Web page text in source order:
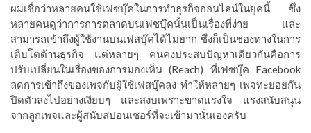
ผมเชื่อว่าหลายคนใช้เฟซบุ๊คในการทำธุรกิจออนไลน์ในยุคนี้ ซึ่ง
หลายคนดูว่าการการตลาดบนเฟซบุ๊คนั้นเป็นเรื่องที่ง่าย และ
สามารถเข้าถึงผู้ใช้งานบนเฟสบุ๊คได้ไม่ยาก ซึ่งก็เป็นช่องทางในการ
เติบโตด้านธุรกิจ แต่หลายๆ คนคงประสบปัญหาเดียวกันคือการ
ปรับเปลี่ยนในเรื่องของการมองเห็น (Reach) ที่เฟซบุ๊ค Facebook
ลดการเข้าถึงของเพจกับผู้ใช้เฟสบุ๊คลง ทำให้หลายๆ เพจทะยอยกัน
ปิดตัวลงไปอย่างเงียบๆ และสงบเพราะขาดแรงใจ แรงสนับสนุน
จากลูกเพจและผู้สนับสปอนเซอร์ที่จะเข้ามานั่นเองครับ